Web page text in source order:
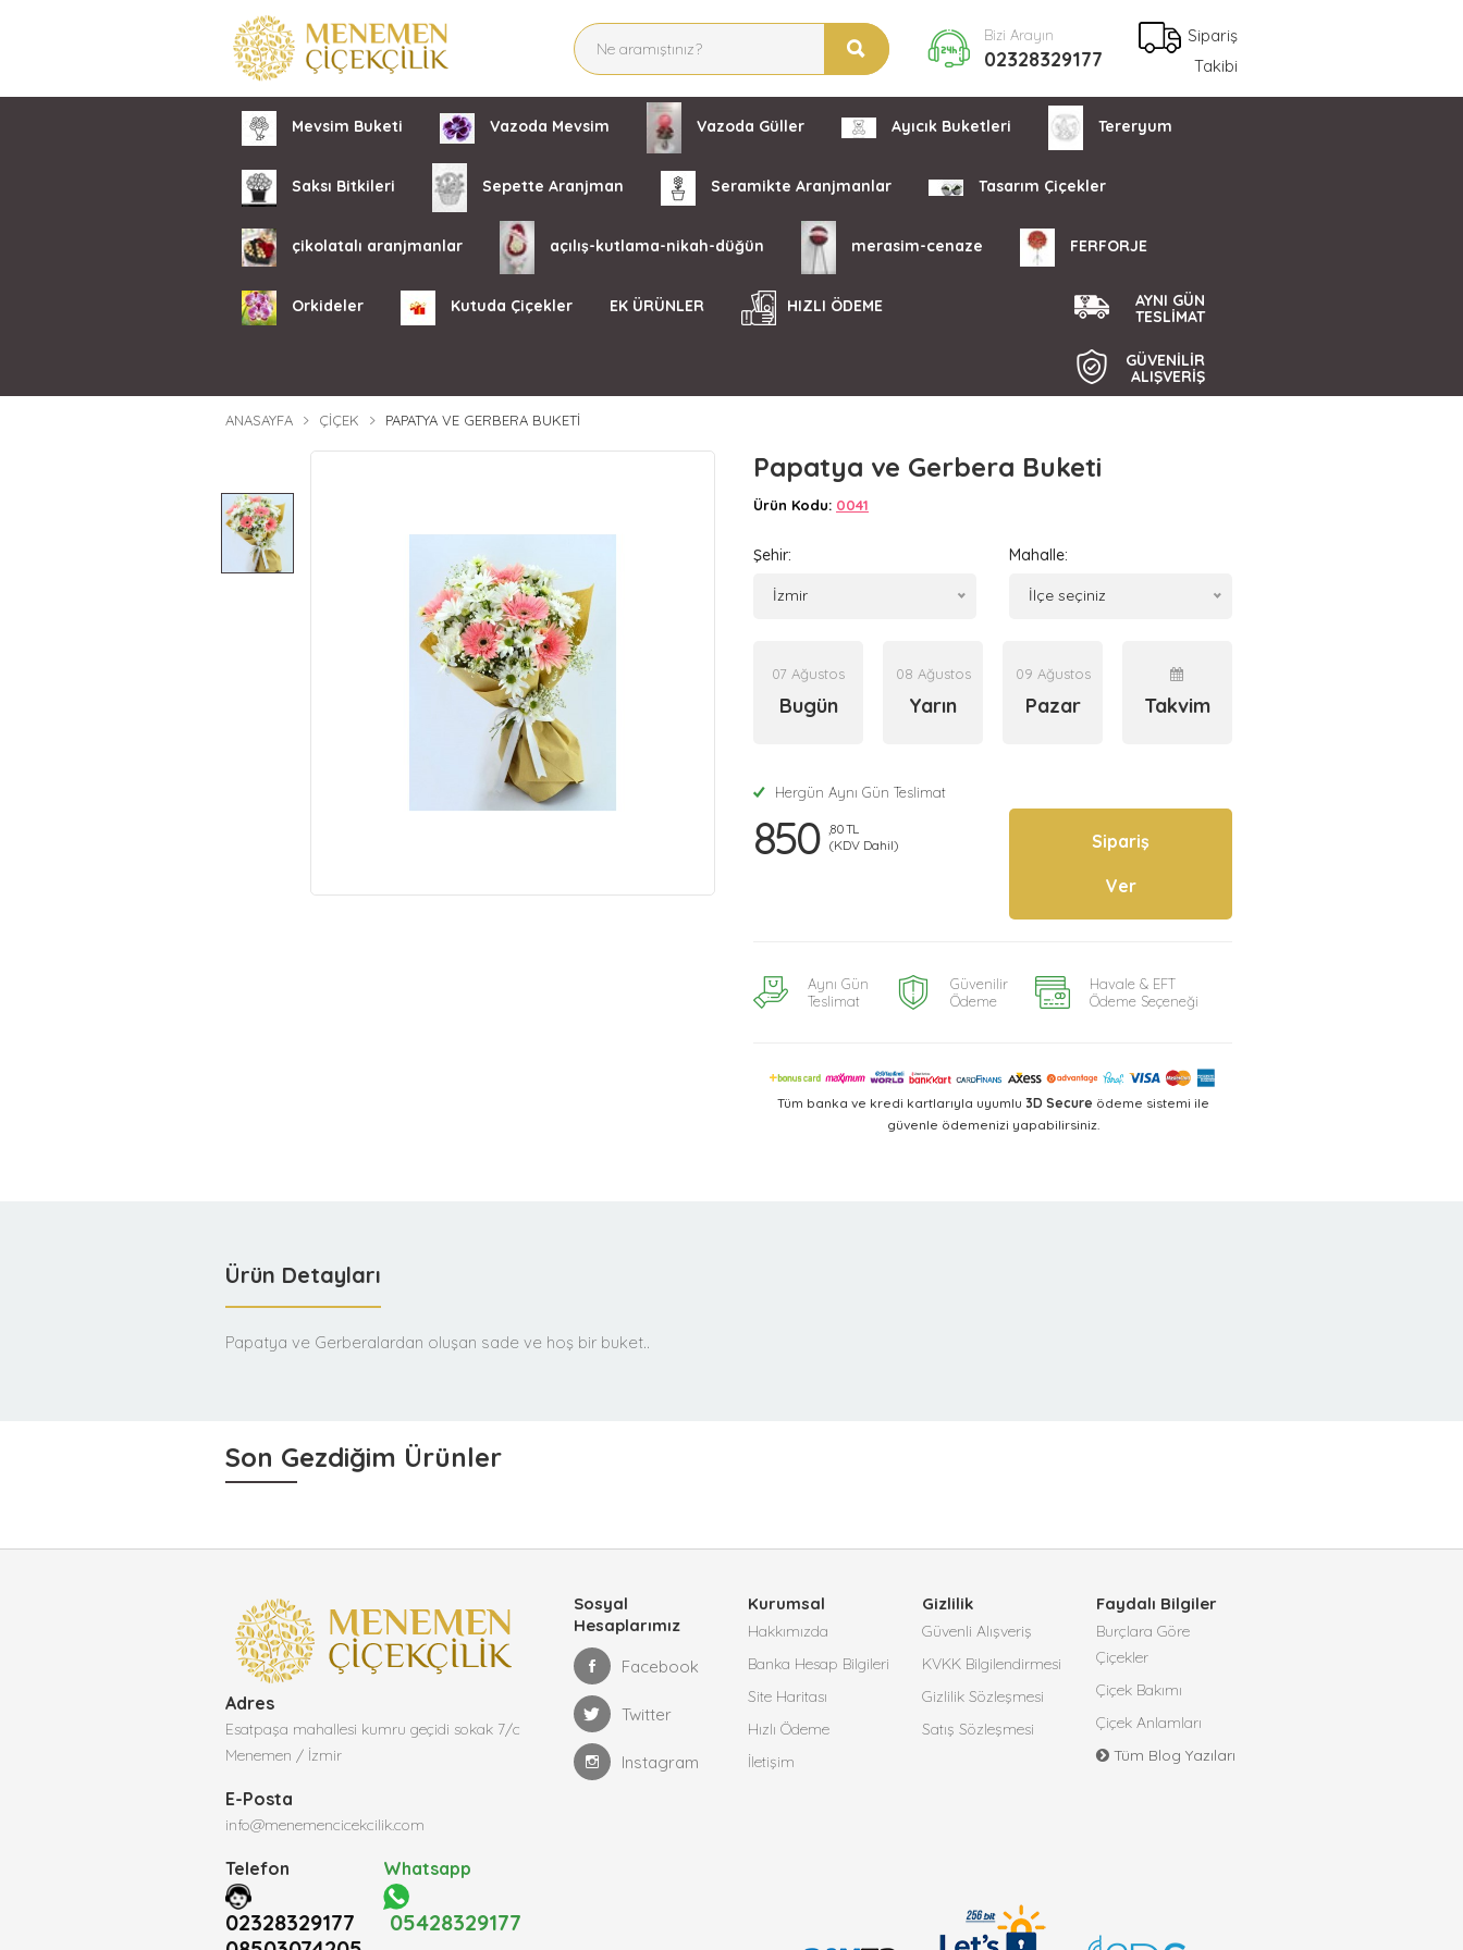
Sipariş
Takibi
Bizi Arayın
02328329177
Mevsim Buketi Vazoda Mevsim Vazoda Güller Ayıcık Buketleri Tereryum
Saksı Bitkileri Sepette Aranjman Seramikte Aranjmanlar Tasarım Çiçekler
çikolatalı aranjmanlar açılış-kutlama-nikah-düğün merasim-cenaze FERFORJE
Orkideler Kutuda Çiçekler EK ÜRÜNLER HIZLI ÖDEME
AYNI GÜN
TESLİMAT
GÜVENİLİR
ALIŞVERİŞ
ANASAYFA ÇIÇEK PAPATYA VE GERBERA BUKETI
Papatya ve Gerbera Buketi
Ürün Kodu: 0041
Şehir:
İzmir
Mahalle:
İlçe seçiniz
07 Ağustos
Bugün
08 Ağustos
Yarın
09 Ağustos
Pazar Takvim
Hergün Aynı Gün Teslimat
850 ,80 TL
(KDV Dahil)
Sipariş
Ver
Aynı Gün
Teslimat
Güvenilir
Ödeme
Havale & EFT
Ödeme Seçeneği
Tüm banka ve kredi kartlarıyla uyumlu 3D Secure ödeme sistemi ile
güvenle ödemenizi yapabilirsiniz.
Ürün Detayları
Papatya ve Gerberalardan oluşan sade ve hoş bir buket..
Son Gezdiğim Ürünler
Adres
Esatpaşa mahallesi kumru geçidi sokak 7/c
Menemen / İzmir
E-Posta
info@menemencicekcilik.com
Telefon
02328329177
Whatsapp
05428329177
Sosyal
Hesaplarımız
Facebook
Twitter
Instagram
Kurumsal
Hakkımızda
Banka Hesap Bilgileri
Site Haritası
Hızlı Ödeme
İletişim
Gizlilik
Güvenli Alışveriş
KVKK Bilgilendirmesi
Gizlilik Sözleşmesi
Satış Sözleşmesi
Faydalı Bilgiler
Burçlara Göre
Çiçekler
Çiçek Bakımı
Çiçek Anlamları
Tüm Blog Yazıları